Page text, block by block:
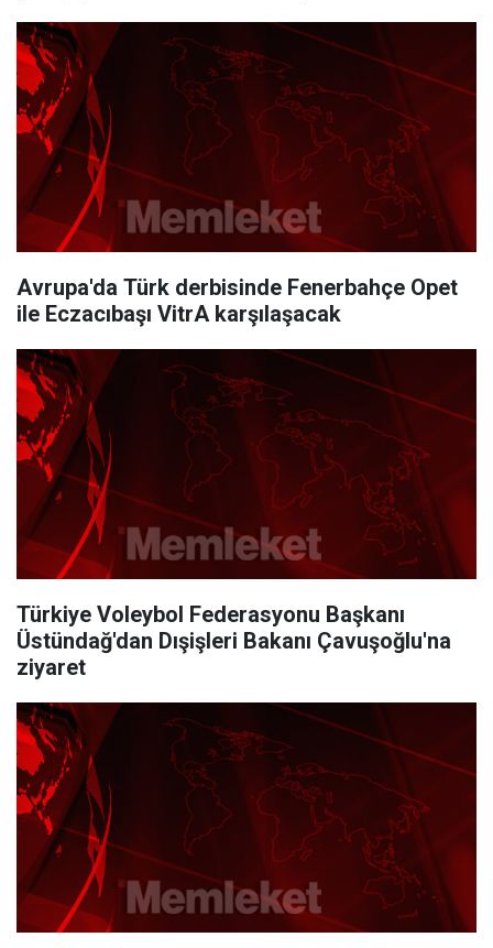
Avrupa'da Türk derbisinde Fenerbahçe Opet
ile Eczacıbaşı VitrA karşılaşacak
Türkiye Voleybol Federasyonu Başkanı
Üstündağ'dan Dışişleri Bakanı Çavuşoğlu'na
ziyaret